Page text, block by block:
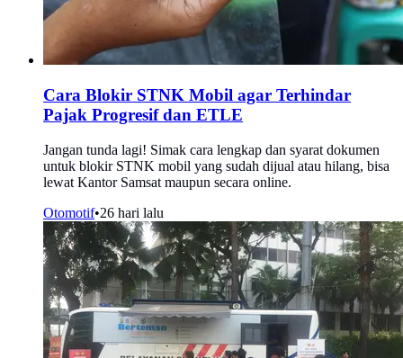
Cara Blokir STNK Mobil agar Terhindar
Pajak Progresif dan ETLE
Jangan tunda lagi! Simak cara lengkap dan syarat dokumen
untuk blokir STNK mobil yang sudah dijual atau hilang, bisa
lewat Kantor Samsat maupun secara online.
Otomotif•26 hari lalu